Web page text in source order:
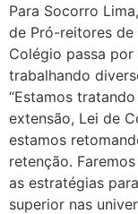
Para Socorro
de Pró-reitores de
Colégio passa
trabalhando
“Estamos
extensão, Lei de
estamos
retenção.
as estratégias
superior nas